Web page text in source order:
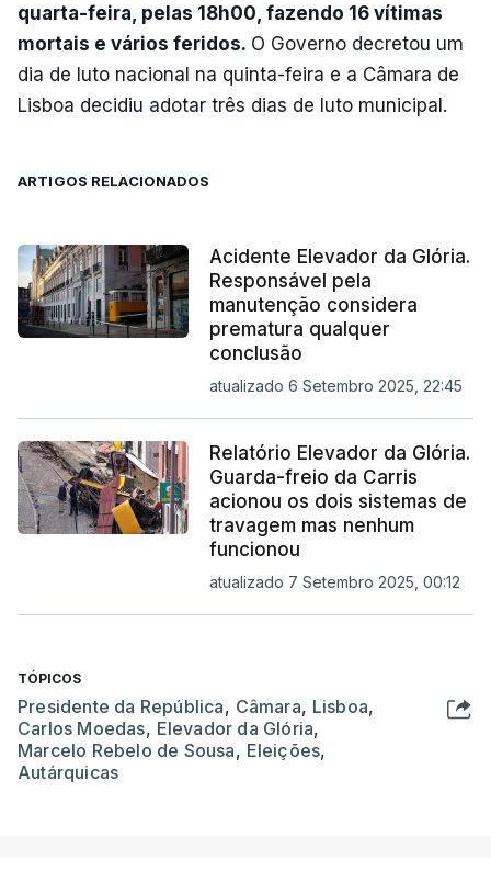
quarta-feira, pelas 18h00, fazendo 16 vítimas
mortais e vários feridos. O Governo decretou um
dia de luto nacional na quinta-feira e a Câmara de
Lisboa decidiu adotar três dias de luto municipal.
ARTIGOS RELACIONADOS
Acidente Elevador da Glória.
Responsável pela
manutenção considera
prematura qualquer
conclusão
atualizado 6 Setembro 2025, 22:45
Relatório Elevador da Glória.
Guarda-freio da Carris
acionou os dois sistemas de
travagem mas nenhum
funcionou
atualizado 7 Setembro 2025, 00:12
TÓPICOS
Presidente da República, Câmara, Lisboa,
Carlos Moedas, Elevador da Glória,
Marcelo Rebelo de Sousa, Eleições,
Autárquicas